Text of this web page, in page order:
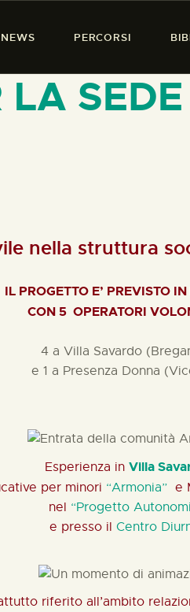
NEWS PERCORSI
PRESENZA
LA
nella struttura
IL PROGETTO E’ PREVISTO
CON 5 OPERATORI
4 a Villa Savardo
e 1 a Presenza Donna
Esperienza in Villa
per minori “Armonia” e
nel “Progetto
e presso il Centro
riferito all’ambito